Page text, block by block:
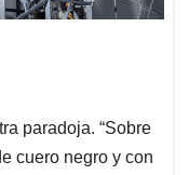
paradoja. “Sobre
cuero negro y con